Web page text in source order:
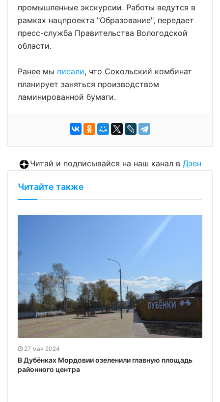
промышленные экскурсии. Работы ведутся в
рамках нацпроекта "Образование", передает
пресс-служба Правительства Вологодской
области.
Ранее мы писали, что Сокольский комбинат
планирует заняться производством
ламинированной бумаги.
Читай и подписывайся на наш канал в Дзен
Читайте также
27 мая 2024
В Дубёнках Мордовии озеленили главную площадь
районного центра